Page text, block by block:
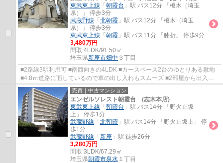
東武東上線 「 朝霞台 」駅 バス12分 「榎木（埼玉
県）」 停歩3分
武蔵野線 「 北朝霞 」駅 バス12分 「榎木（埼玉
県）」 停歩3分
東武東上線 「 朝霞 」駅 バス11分 「膝折」 停歩9分
3,480万円
間取:4LDK/91.50㎡
埼玉県新座市畑中 ３丁目
■2路線3駅利用可 ■南西向きの4LDK ■カースペース2台のゆとりある敷地
■4.8ｍ道路に面しているので車の出し入れもスムーズ ■2部屋から出入り
できる2Wayバルコニー
売買｜中古マンション
エンゼルソレスト朝霞台 (志木本店)
東武東上線 「 朝霞台 」駅 バス14分 「野火止坂
上」 停歩1分
武蔵野線 「 北朝霞 」駅 バス14分 「野火止坂上」 停
歩1分
武蔵野線 「 新座 」駅 徒歩26分
3,280万円
間取:3LDK/67.29㎡
埼玉県朝霞市泉水 １丁目